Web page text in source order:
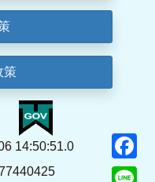
策
14:50:51.0